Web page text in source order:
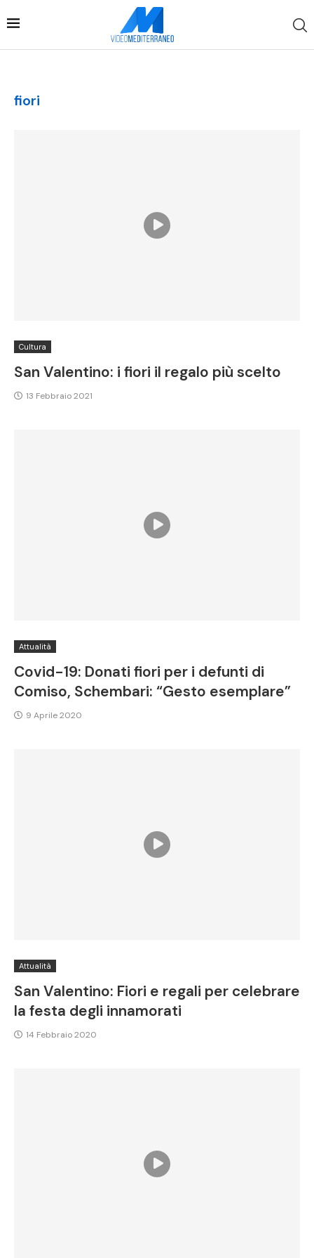
fiori
Cultura
San Valentino: i fiori il regalo più scelto
13 Febbraio 2021
Attualità
Covid-19: Donati fiori per i defunti di
Comiso, Schembari: “Gesto esemplare”
9 Aprile 2020
Attualità
San Valentino: Fiori e regali per celebrare
la festa degli innamorati
14 Febbraio 2020